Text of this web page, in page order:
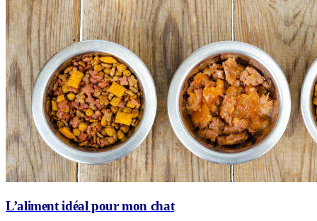
L’aliment idéal pour mon chat